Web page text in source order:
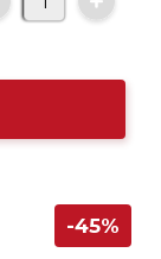
-45%